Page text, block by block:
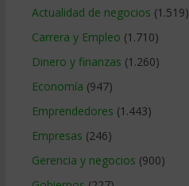
Actualidad de negocios (1.519)
Carrera y Empleo (1.710)
Dinero y finanzas (1.260)
Economía (947)
Emprendedores (1.443)
Empresas (246)
Gerencia y negocios (900)